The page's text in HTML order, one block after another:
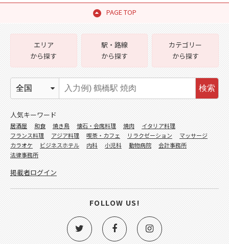
PAGE TOP
エリア
から探す
駅・路線
から探す
カテゴリー
から探す
検索
人気キーワード
居酒屋 和食 焼き鳥 懐石・会席料理 焼肉
イタリア料理
フランス料理
アジア料理 喫茶・カフェ リラクゼーション
マッサージ
カラオケ
ビジネスホテル 内科 小児科 動物病院
会計事務所
法律事務所
掲載者ログイン
FOLLOW US!